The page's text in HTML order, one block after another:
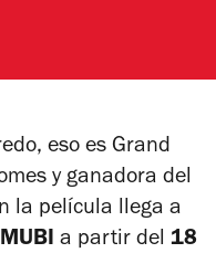
eso es Grand
y ganadora del
la película llega a
MUBI a partir del 18